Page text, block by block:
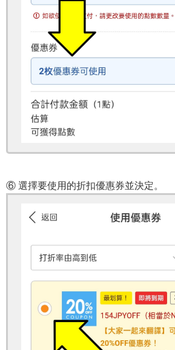
⑥ 選擇要使用的折扣優惠券並決定。